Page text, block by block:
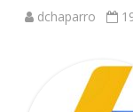
dchaparro